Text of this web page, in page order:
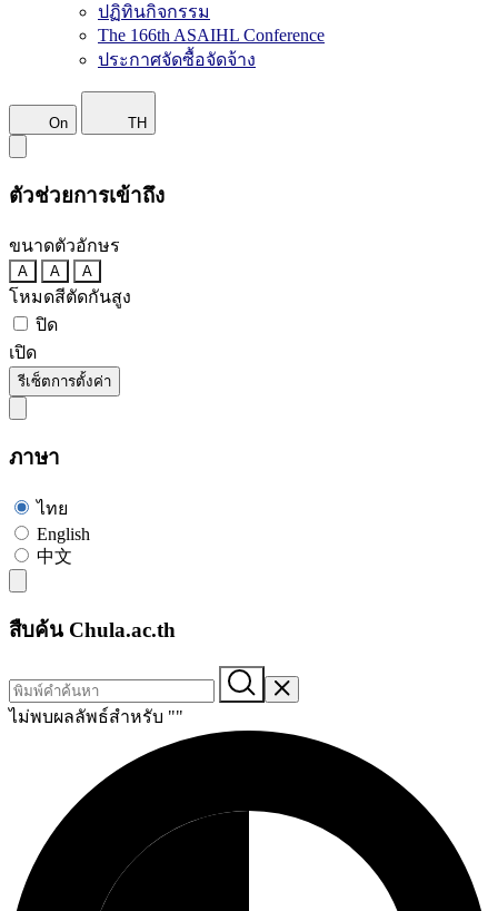
ปฏิทินกิจกรรม
The 166th ASAIHL Conference
ประกาศจัดซื้อจัดจ้าง
On TH
ตัวช่วยการเข้าถึง
ขนาดตัวอักษร
A A A
โหมดสีตัดกันสูง
ปิด
เปิด
รีเซ็ตการตั้งค่า
ภาษา
ไทย
English
中文
สืบค้น Chula.ac.th
ไม่พบผลลัพธ์สำหรับ ""